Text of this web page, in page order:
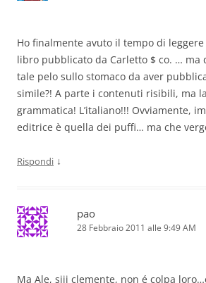
Ho finalmente avuto il tempo di
libro pubblicato da Carletto $ co. … ma
tale pelo sullo stomaco da aver
simile?! A parte i contenuti risibili, ma
grammatica! L’italiano!!! Ovviamente,
editrice è quella dei puffi… ma che
Rispondi ↓
pao
28 Febbraio 2011 alle 9:49 AM
Ma Ale, siii clemente, non é colpa